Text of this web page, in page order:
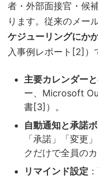
者・外部面接官・候
ります。従来のメー
ケジューリングにか
入事例レポート[2]）
主要カレンダー
ー、Microsoft
書[3]）。
自動通知と承諾
「承諾」「変更
クだけで全員の
リマインド設定